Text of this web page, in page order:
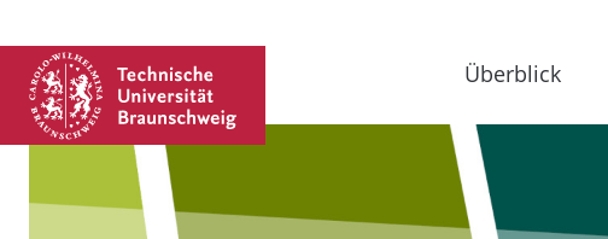
Überblick